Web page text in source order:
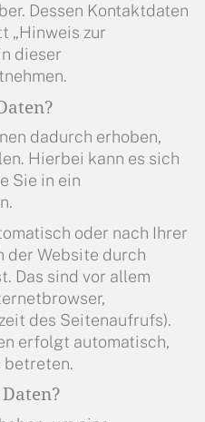
Dessen Kontaktdaten
„Hinweis zur
dieser
dadurch erhoben,
Hierbei kann es sich
Sie in ein
oder nach Ihrer
der Website durch
Das sind vor allem
des Seitenaufrufs).
erfolgt automatisch,
betreten.